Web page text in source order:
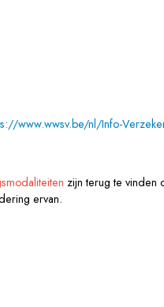
www.wwsv.be/nl/Info-
zijn terug te vinden
ervan.